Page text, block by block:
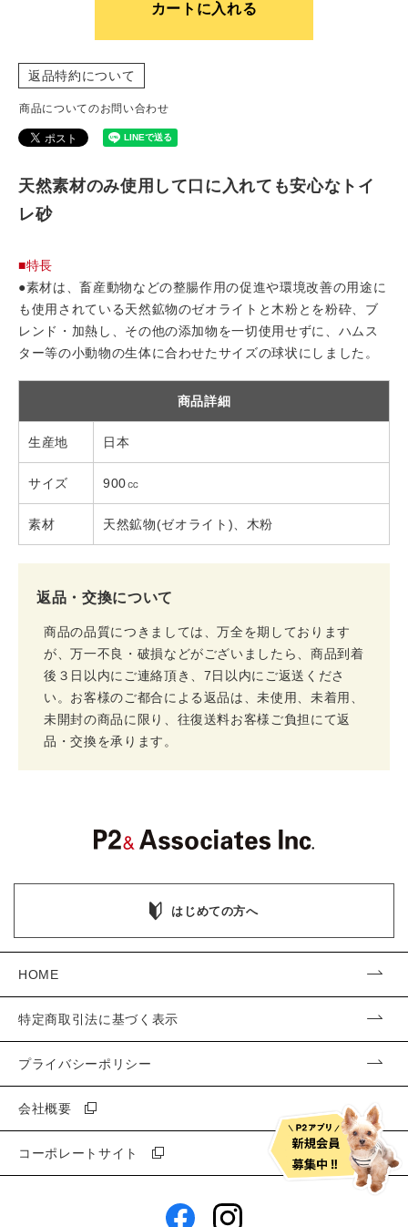
カートに入れる
返品特約について
商品についてのお問い合わせ
天然素材のみ使用して口に入れても安心なトイ
レ砂
■特長
●素材は、畜産動物などの整腸作用の促進や環境改善の用途に
も使用されている天然鉱物のゼオライトと木粉とを粉砕、ブ
レンド・加熱し、その他の添加物を一切使用せずに、ハムス
ター等の小動物の生体に合わせたサイズの球状にしました。
商品詳細
生産地 日本
サイズ 900㏄
素材 天然鉱物(ゼオライト)、木粉
返品・交換について
商品の品質につきましては、万全を期しております
が、万一不良・破損などがございましたら、商品到着
後３日以内にご連絡頂き、7日以内にご返送くださ
い。お客様のご都合による返品は、未使用、未着用、
未開封の商品に限り、往復送料お客様ご負担にて返
品・交換を承ります。
はじめての方へ
HOME
特定商取引法に基づく表示
プライバシーポリシー
会社概要
コーポレートサイト